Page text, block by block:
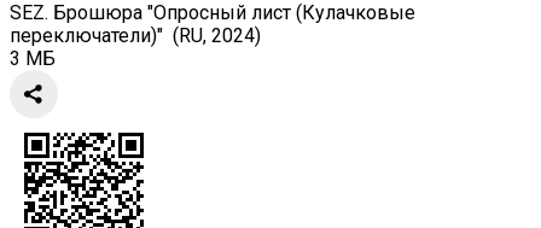
SEZ. Брошюра "Опросный лист (Кулачковые
переключатели)" (RU, 2024)
3 МБ